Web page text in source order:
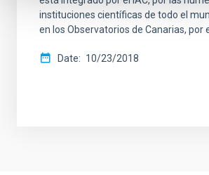
instituciones científicas de todo el
en los Observatorios de Canarias, por
Date 10/23/2018